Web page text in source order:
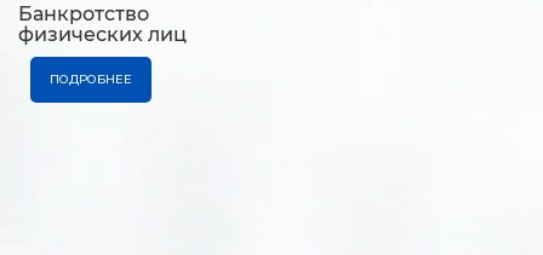
Банкротство
физических лиц
ПОДРОБНЕЕ